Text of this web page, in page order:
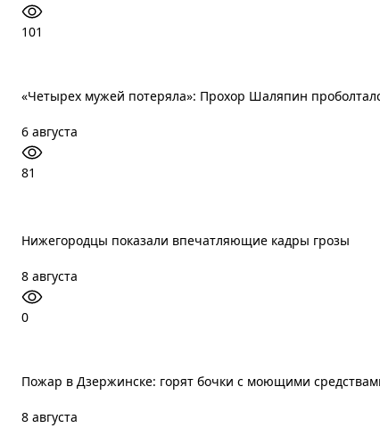
101
«Четырех мужей потеряла»: Прохор Шаляпин
6 августа
81
Нижегородцы показали впечатляющие кадры грозы
8 августа
0
Пожар в Дзержинске: горят бочки с моющими
8 августа